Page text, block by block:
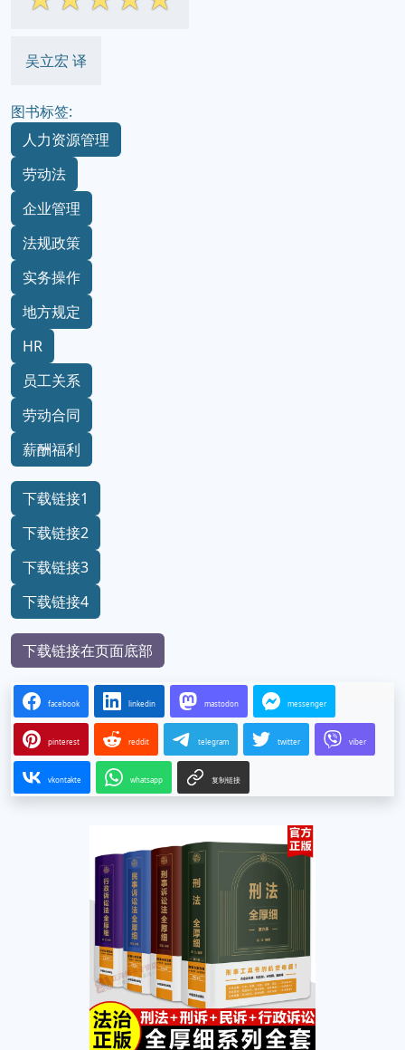
吴立宏 译
图书标签:
人力资源管理
劳动法
企业管理
法规政策
实务操作
地方规定
HR
员工关系
劳动合同
薪酬福利
下载链接1
下载链接2
下载链接3
下载链接4
下载链接在页面底部
facebook linkedin mastodon messenger
pinterest reddit telegram twitter viber
vkontakte whatsapp 复制链接